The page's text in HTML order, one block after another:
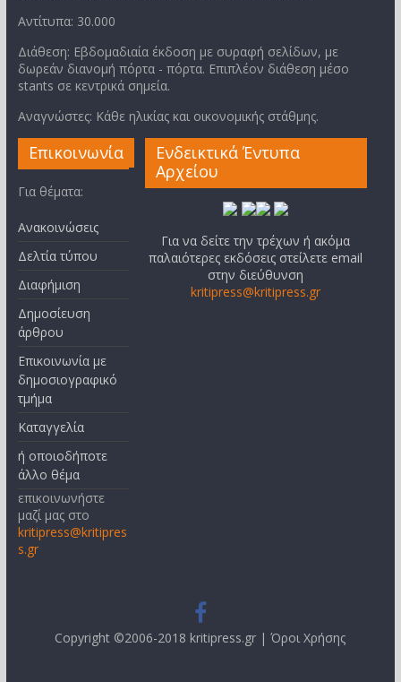
Αντίτυπα: 30.000
Διάθεση: Εβδομαδιαία έκδοση με συραφή σελίδων, με
δωρεάν διανομή πόρτα - πόρτα. Επιπλέον διάθεση μέσο
stants σε κεντρικά σημεία.
Αναγνώστες: Κάθε ηλικίας και οικονομικής στάθμης.
Επικοινωνία
Για θέματα:
Ανακοινώσεις
Δελτία τύπου
Διαφήμιση
Δημοσίευση
άρθρου
Επικοινωνία με
δημοσιογραφικό
τμήμα
Καταγγελία
ή οποιοδήποτε
άλλο θέμα
επικοινωνήστε
μαζί μας στο
kritipress@kritipres
s.gr
Ενδεικτικά Έντυπα
Αρχείου
Για να δείτε την τρέχων ή ακόμα
παλαιότερες εκδόσεις στείλετε email
στην διεύθυνση
kritipress@kritipress.gr
Copyright ©2006-2018 kritipress.gr |Όροι Χρήσης